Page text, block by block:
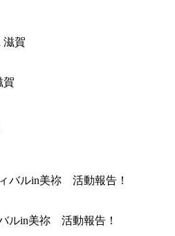
賀
ルin美祢 活動報告！